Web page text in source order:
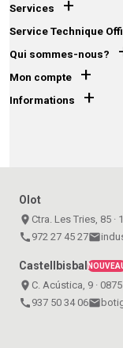
Services +
Service Technique
Qui sommes-nous?
Mon compte +
Informations +
Olot
place Ctra. Les Tries, 85 ·
call 972 27 45 27email
Castellbisbal
place C. Acústica, 9 ·
call 937 50 34 06email